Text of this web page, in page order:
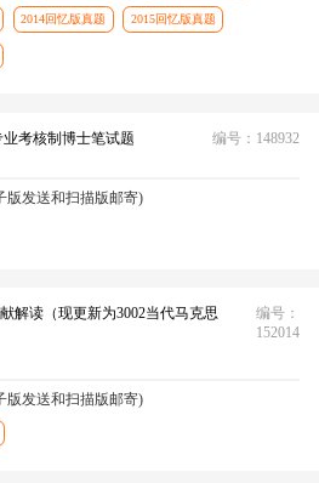
2014回忆版真题 2015回忆版真题
考核制博士笔试题 编号：148932
版发送和扫描版邮寄)
解读（现更新为3002当代马克思
编号：
152014
版发送和扫描版邮寄)